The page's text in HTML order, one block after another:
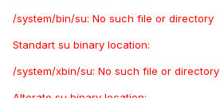
/system/bin/su: No such file or directory
Standart su binary location:
/system/xbin/su: No such file or directory